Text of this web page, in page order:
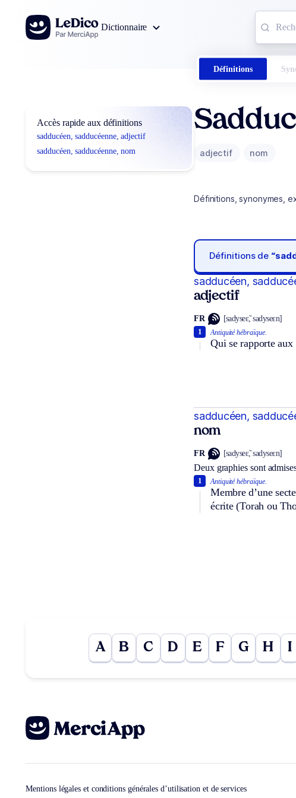
Aller au contenu
Dictionnaire
Définitions
Accès rapide aux définitions
sadducéen, sadducéenne, adjectif
sadducéen, sadducéenne, nom
adjectif nom
Définitions, synonymes,
Définitions de
sadducéen,
adjectif
FR [sadyseɛ̃, sadyseɛn]
Antiquité hébraïque.
Qui se rapporte aux
1
sadducéen,
nom
FR [sadyseɛ̃, sadyseɛn]
Deux graphies sont
Antiquité hébraïque.
Membre d’une
écrite (Torah ou
1
A B C D E F G H I
Mentions légales et conditions générales d’utilisation et de services